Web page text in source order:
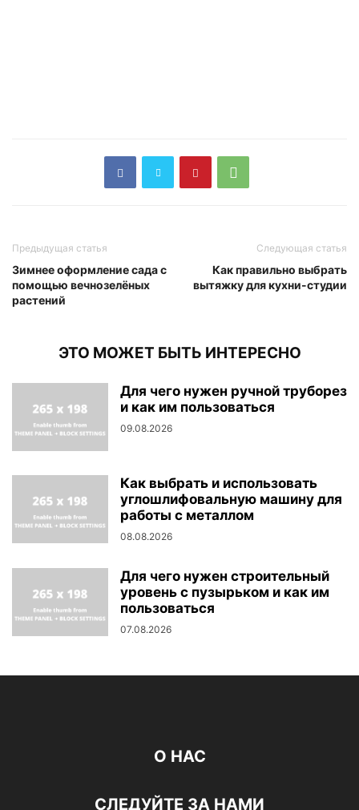
Предыдущая статья
Зимнее оформление сада с
помощью вечнозелёных
растений
Следующая статья
Как правильно выбрать
вытяжку для кухни-студии
ЭТО МОЖЕТ БЫТЬ ИНТЕРЕСНО
Для чего нужен ручной труборез
и как им пользоваться
09.08.2026
Как выбрать и использовать
углошлифовальную машину для
работы с металлом
08.08.2026
Для чего нужен строительный
уровень с пузырьком и как им
пользоваться
07.08.2026
О НАС
СЛЕДУЙТЕ ЗА НАМИ